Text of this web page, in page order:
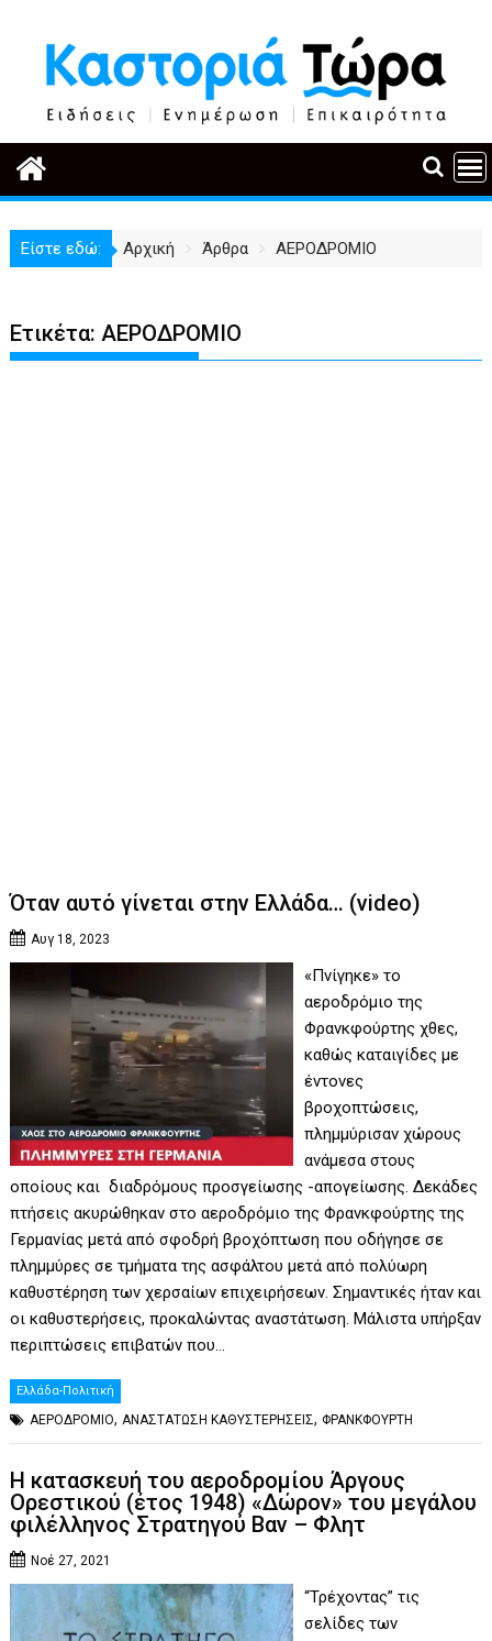
περιεχόμενο
Είστε εδώ: Αρχική Άρθρα ΑΕΡΟΔΡΟΜΙΟ
Ετικέτα:ΑΕΡΟΔΡΟΜΙΟ
Όταν αυτό γίνεται στην Ελλάδα… (video)
Αυγ 18, 2023
«Πνίγηκε» το
αεροδρόμιο της
Φρανκφούρτης χθες,
καθώς καταιγίδες με
έντονες
βροχοπτώσεις,
πλημμύρισαν χώρους
ανάμεσα στους
οποίους και διαδρόμους προσγείωσης -απογείωσης. Δεκάδες
πτήσεις ακυρώθηκαν στο αεροδρόμιο της Φρανκφούρτης της
Γερμανίας μετά από σφοδρή βροχόπτωση που οδήγησε σε
πλημμύρες σε τμήματα της ασφάλτου μετά από πολύωρη
καθυστέρηση των χερσαίων επιχειρήσεων. Σημαντικές ήταν και
οι καθυστερήσεις, προκαλώντας αναστάτωση. Μάλιστα υπήρξαν
περιπτώσεις επιβατών που…
Ελλάδα-Πολιτική
ΑΕΡΟΔΡΟΜΙΟ,ΑΝΑΣΤΑΤΩΣΗ ΚΑΘΥΣΤΕΡΗΣΕΙΣ,ΦΡΑΝΚΦΟΥΡΤΗ
Η κατασκευή του αεροδρομίου Άργους
Ορεστικού (έτος 1948) «Δώρον» του μεγάλου
φιλέλληνος Στρατηγού Βαν – Φλητ
Νοέ 27, 2021
“Τρέχοντας” τις
σελίδες των